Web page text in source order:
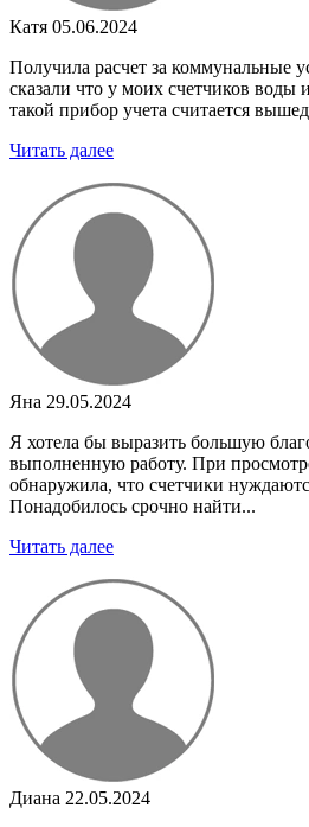
Катя 05.06.2024
Получила расчет за коммунальные
сказали что у моих счетчиков воды
такой прибор учета считается
Читать далее
Яна 29.05.2024
Я хотела бы выразить большую
выполненную работу. При
обнаружила, что счетчики
Понадобилось срочно найти...
Читать далее
Диана 22.05.2024